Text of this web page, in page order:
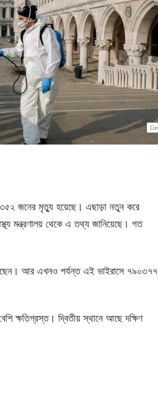
৩৫২ জনের মৃত্যু হয়েছে। এছাড়া নতুন করে
মন্ত্রণালয় থেকে এ তথ্য জানিয়েছে। গত
আর এখনও পর্যন্ত এই ভাইরাসে ৭৯০৩৭৭
ক্ষতিগ্রস্ত। দ্বিতীয় স্থানে আছে দক্ষিণ